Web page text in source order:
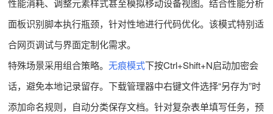
性能消耗、调整元素样式甚至模拟移动设备视图。结合性能分析
面板识别脚本执行瓶颈，针对性地进行代码优化。该模式特别适
合网页调试与界面定制化需求。
特殊场景采用组合策略。 无痕模式下按Ctrl+Shift+N启动加密会
话，避免本地记录留存。下载管理器中右键文件选择“另存为”时
添加命名规则，自动分类保存文档。针对复杂表单填写任务，预